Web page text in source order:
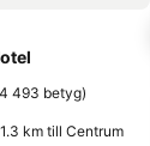
Favoriter
4 493 betyg)
km till Centrum